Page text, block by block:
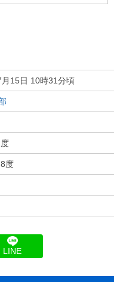
15日 10時31分頃
度
LINE